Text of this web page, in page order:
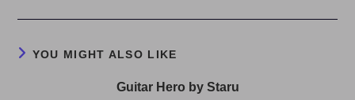
YOU MIGHT ALSO LIKE
Guitar Hero by Staru